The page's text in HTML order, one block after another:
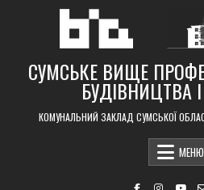
СУМСЬКЕ ВИЩЕ
БУДІВНИЦТВА
КОМУНАЛЬНИЙ ЗАКЛАД СУМСЬКОЇ
МЕНЮ